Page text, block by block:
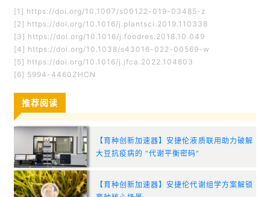
[1] https://doi.org/10.1007/s00122-019-03485-z
[2] https://doi.org/10.1016/j.plantsci.2019.110338
[3] https://doi.org/10.1016/j.foodres.2018.10.049
[4] https://doi.org/10.1038/s43016-022-00569-w
[5] https://doi.org/10.1016/j.jfca.2022.104803
[6] 5994-4460ZHCN
推荐阅读
【育种创新加速器】安捷伦液质联用助力破解
大豆抗疫病的 “代谢平衡密码”
【育种创新加速器】安捷伦代谢组学方案解锁